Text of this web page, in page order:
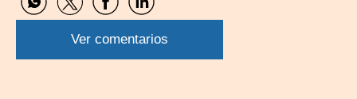
Compartir
por
WhatsApp
Compartir
por
Twitter
Compartir
por
Facebook
Compartir
por
Linkedin
Ver comentarios